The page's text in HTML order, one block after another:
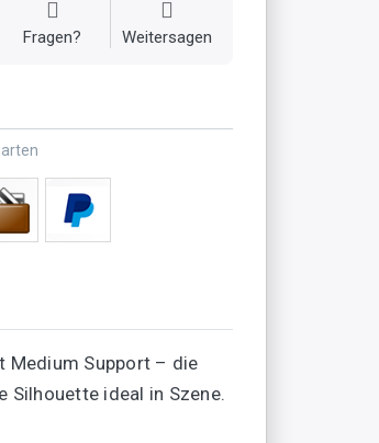
Fragen? Weitersagen
Medium Support – die
Silhouette ideal in Szene.